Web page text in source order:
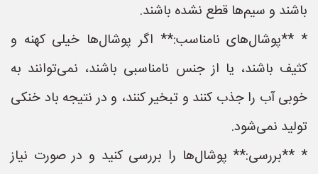
باشند و سیم‌ها قطع نشده باشند.
* **پوشال‌های نامناسب:** اگر پوشال‌ها خیلی کهنه و
کثیف باشند، یا از جنس نامناسبی باشند، نمی‌توانند به
خوبی آب را جذب کنند و تبخیر کنند، و در نتیجه باد خنکی
تولید نمی‌شود.
* **بررسی:** پوشال‌ها را بررسی کنید و در صورت نیاز